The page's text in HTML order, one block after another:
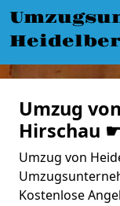
Umzug
Hirschau
Umzug von
Kostenlose